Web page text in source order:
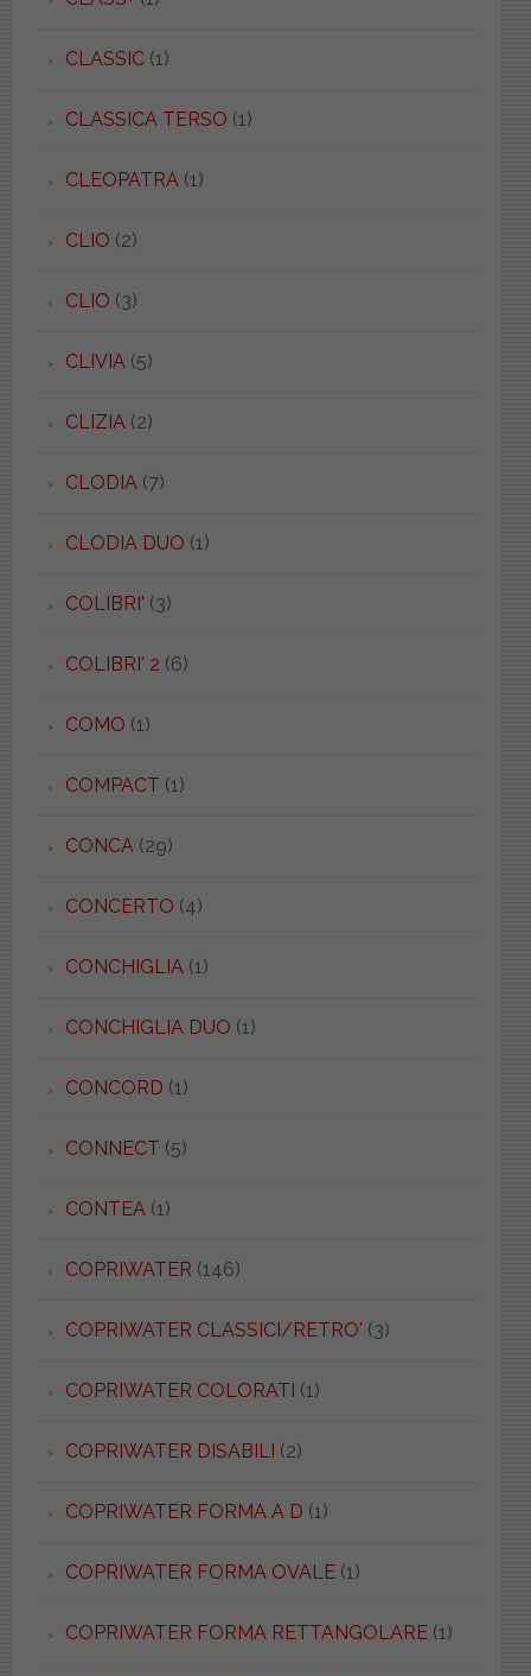
CLASSIC(1)
CLASSICA TERSO (1)
CLEOPATRA(1)
CLIO (2)
CLIO (3)
CLIVIA(5)
CLIZIA(2)
CLODIA(7)
CLODIA DUO (1)
COLIBRI' (3)
COLIBRI' 2 (6)
COMO (1)
COMPACT (1)
CONCA(29)
CONCERTO (4)
CONCHIGLIA(1)
CONCHIGLIA DUO (1)
CONCORD (1)
CONNECT (5)
CONTEA(1)
COPRIWATER (146)
COPRIWATER CLASSICI/RETRO' (3)
COPRIWATER COLORATI (1)
COPRIWATER DISABILI (2)
COPRIWATER FORMA A D (1)
COPRIWATER FORMA OVALE(1)
COPRIWATER FORMA RETTANGOLARE(1)